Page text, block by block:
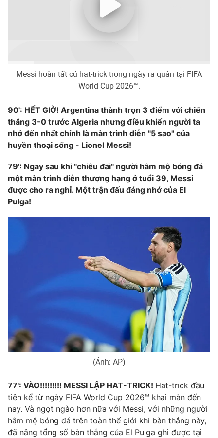
Podcast
VTV Sức khoẻ Bất động sản
Thị trường 24h Tấm lòng Việt
VTV4 Vươn mình bằng AI
VTV9
Cơ quan chủ quản:Đài Truyền hình Việt Nam
Thời báo VTV
cấp ngày 29/12/2023
Tổng Biên tập:Vũ Thanh Thủy
Phó Tổng Biên tập:Nguyễn Thị Mỹ Hạnh, Phạm Quốc Thắng,
Nguyễn Trọng Ninh
Tổng đài VTV:024.38 355 931 - 024.38 355 932
Messi hoàn tất cú hat-trick trong ngày ra quân tại FIFA
World Cup 2026™.
90': HẾT GIỜ! Argentina thành trọn 3 điểm với chiến
thắng 3-0 trước Algeria nhưng điều khiến người ta
nhớ đến nhất chính là màn trình diễn "5 sao" của
huyền thoại sống - Lionel Messi!
79': Ngay sau khi "chiêu đãi" người hâm mộ bóng đá
một màn trình diễn thượng hạng ở tuổi 39, Messi
được cho ra nghỉ. Một trận đấu đáng nhớ của El
Pulga!
(Ảnh: AP)
77': VÀO!!!!!!!!! MESSI LẬP HAT-TRICK! Hat-trick đầu
tiên kể từ ngày FIFA World Cup 2026™ khai màn đến
nay. Và ngọt ngào hơn nữa với Messi, với những người
hâm mộ bóng đá trên toàn thế giới khi bàn thắng này,
đã nâng tổng số bàn thắng của El Pulga ghi được tại